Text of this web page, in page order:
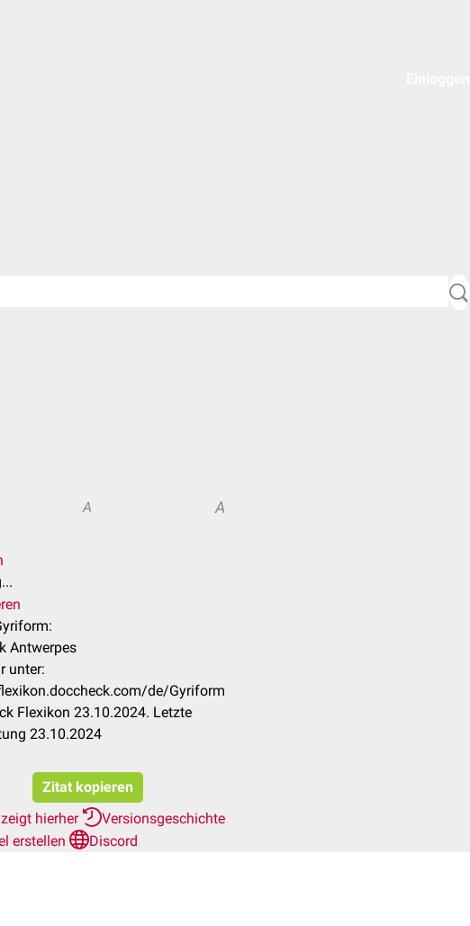
A A
Antwerpes
unter:
de/Gyriform
Flexikon 23.10.2024. Letzte
23.10.2024
Zitat kopieren
hierher
Versionsgeschichte
erstellen
Discord